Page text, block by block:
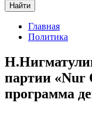
Найти
Главная
Политика
партии «Nur
программа